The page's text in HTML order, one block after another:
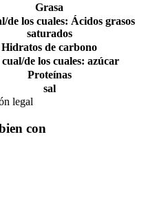
Grasa
de los cuales: Ácidos grasos
saturados
Hidratos de carbono
de los cuales: azúcar
Proteínas
sal
legal
con